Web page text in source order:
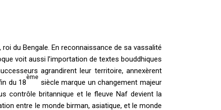
roi du Bengale. En reconnaissance de sa vassalité
voit aussi l’importation de textes bouddhiques
agrandirent leur territoire, annexèrent
du 18
ème
siècle marque un changement majeur
contrôle britannique et le fleuve Naf devient la
entre le monde birman, asiatique, et le monde